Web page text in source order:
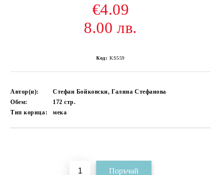
€4.09
8.00 лв.
Код: KS559
Автор(и):
Стефан Бойковски, Галина Стефанова
Обем:
172стр.
Тип корица:
мека